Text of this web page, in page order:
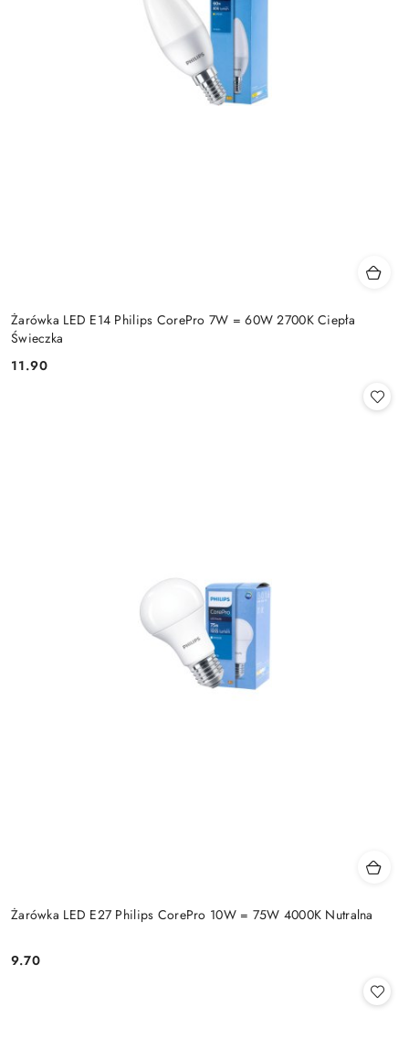
Żarówka LED E14 Philips CorePro 7W = 60W 2700K Ciepła
Świeczka
Cena:
11.90
Żarówka LED E27 Philips CorePro 10W = 75W 4000K Nutralna
Cena:
9.70